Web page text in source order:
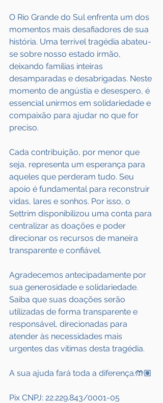
O Rio Grande do Sul enfrenta um dos
momentos mais desafiadores de sua
história. Uma terrível tragédia abateu-
se sobre nosso estado irmão,
deixando famílias inteiras
desamparadas e desabrigadas. Neste
momento de angústia e desespero, é
essencial unirmos em solidariedade e
compaixão para ajudar no que for
preciso.
Cada contribuição, por menor que
seja, representa um esperança para
aqueles que perderam tudo. Seu
apoio é fundamental para reconstruir
vidas, lares e sonhos. Por isso, o
Settrim disponibilizou uma conta para
centralizar as doações e poder
direcionar os recursos de maneira
transparente e confiável.
Agradecemos antecipadamente por
sua generosidade e solidariedade.
Saiba que suas doações serão
utilizadas de forma transparente e
responsável, direcionadas para
atender às necessidades mais
urgentes das vítimas desta tragédia.
A sua ajuda fará toda a diferença.🤲🏽
Pix CNPJ: 22.229.843/0001-05